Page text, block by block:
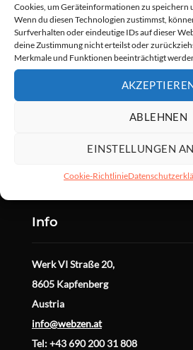
Cookies, um Geräteinformationen zu speichern
Wenn du diesen Technologien zustimmst,
Surfverhalten oder eindeutige IDs auf dieser
deine Zustimmung nicht erteilst oder
Merkmale und Funktionen beeinträchtigt
ABLEHNEN
EINSTELLUNGEN
Cookie-Richtlinie
Sticker Vl
Baby on Board
Sticker Vll
9,99 € inkl. MwSt.
Info
Werk VI Straße 20,
8605 Kapfenberg
Austria
info@webzen.at
Tel: +43 690 200 31 808